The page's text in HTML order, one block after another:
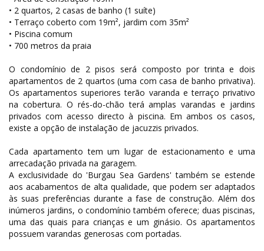
• 2 quartos, 2 casas de banho (1 suíte)
• Terraço coberto com 19m², jardim com 35m²
• Piscina comum
• 700 metros da praia
O condomínio de 2 pisos será composto por trinta e dois
apartamentos de 2 quartos (uma com casa de banho privativa).
Os apartamentos superiores terão varanda e terraço privativo
na cobertura. O rés-do-chão terá amplas varandas e jardins
privados com acesso directo à piscina. Em ambos os casos,
existe a opção de instalação de jacuzzis privados.
Cada apartamento tem um lugar de estacionamento e uma
arrecadação privada na garagem.
A exclusividade do 'Burgau Sea Gardens' também se estende
aos acabamentos de alta qualidade, que podem ser adaptados
às suas preferências durante a fase de construção. Além dos
inúmeros jardins, o condomínio também oferece; duas piscinas,
uma das quais para crianças e um ginásio. Os apartamentos
possuem varandas generosas com portadas.